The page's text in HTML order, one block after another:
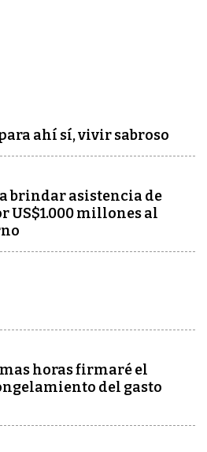
ahí sí, vivir sabroso
brindar asistencia de
US$1.000 millones al
horas firmaré el
del gasto